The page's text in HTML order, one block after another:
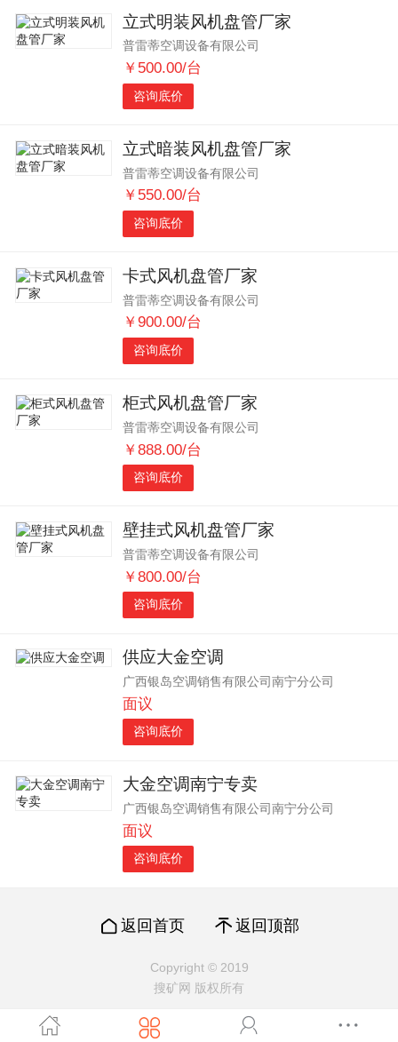
立式明装风机盘管厂家
普雷蒂空调设备有限公司
￥500.00/台
咨询底价
立式暗装风机盘管厂家
普雷蒂空调设备有限公司
￥550.00/台
咨询底价
卡式风机盘管厂家
普雷蒂空调设备有限公司
￥900.00/台
咨询底价
柜式风机盘管厂家
普雷蒂空调设备有限公司
￥888.00/台
咨询底价
壁挂式风机盘管厂家
普雷蒂空调设备有限公司
￥800.00/台
咨询底价
供应大金空调
广西银岛空调销售有限公司南宁分公司
面议
咨询底价
大金空调南宁专卖
广西银岛空调销售有限公司南宁分公司
面议
咨询底价
返回首页 返回顶部
Copyright © 2019
搜矿网 版权所有